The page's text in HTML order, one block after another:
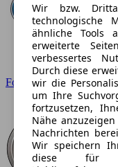
Ford
Wir bzw.
technologische
ähnliche Tools
erweiterte
verbessertes
Durch diese
wir die
um Ihre
fortzusetzen,
Nähe
Nachrichten
Wir speichern
diese für